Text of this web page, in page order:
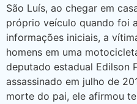
São Luís, ao chegar em
próprio veículo quando foi
informações iniciais, a
homens em uma
deputado estadual Edilson
assassinado em julho de
morte do pai, ele afirmou